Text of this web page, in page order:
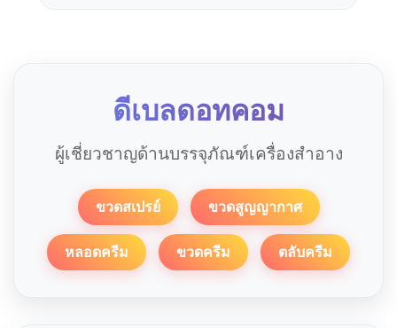
ดีเบลดอทคอม
ผู้เชี่ยวชาญด้านบรรจุภัณฑ์เครื่องสำอาง
ขวดสเปรย์ ขวดสูญญากาศ
หลอดครีม ขวดครีม ตลับครีม